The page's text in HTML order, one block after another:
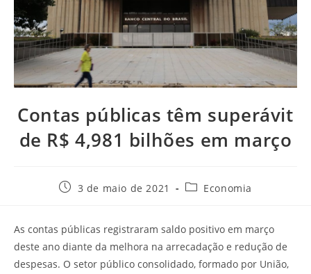
Contas públicas têm superávit
de R$ 4,981 bilhões em março
3 de maio de 2021 Economia
As contas públicas registraram saldo positivo em março
deste ano diante da melhora na arrecadação e redução de
despesas. O setor público consolidado, formado por União,